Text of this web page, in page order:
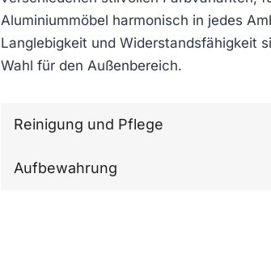
Aluminiummöbel harmonisch in jedes
Langlebigkeit und Widerstandsfähigkeit
Wahl für den Außenbereich.
Reinigung und Pflege
Aufbewahrung